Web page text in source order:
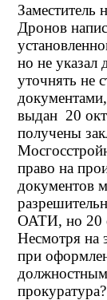
Дронов
но не указал
уточнять не
выдан 20
получены
право на
документов
ОАТИ, но 20
Несмотря на
при
прокуратура?